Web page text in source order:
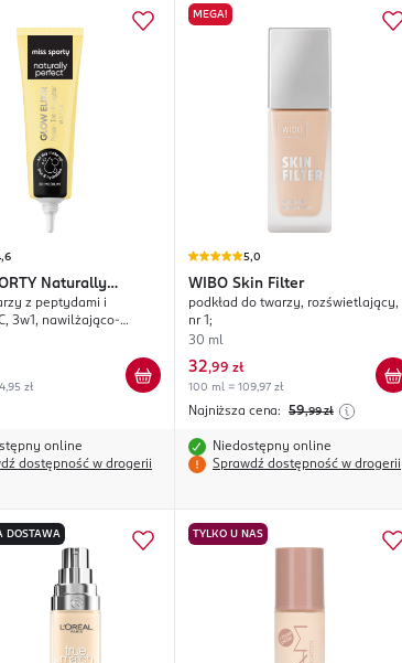
Naturally
Elixir
z peptydami i
3w1, nawilżająco-
nr 30 Medium
zł
online
dostępność w drogerii
MEGA!
5,0
WIBO Skin Filter
podkład do twarzy, rozświetlający,
nr 1;
30 ml
32,99 zł
100 ml = 109,97 zł
Najniższa cena: 59,99 zł
Niedostępny online
Sprawdź dostępność w drogerii
DOSTAWA TYLKO U NAS